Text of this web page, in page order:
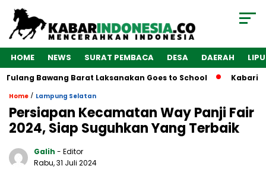
HOME NEWS SURAT PEMBACA DESA DAERAH
Bawang Barat Laksanakan Goes to School
Home / Lampung Selatan
Persiapan Kecamatan Way Panji Fair
2024, Siap Suguhkan Yang Terbaik
Galih - Editor
Rabu, 31 Juli 2024